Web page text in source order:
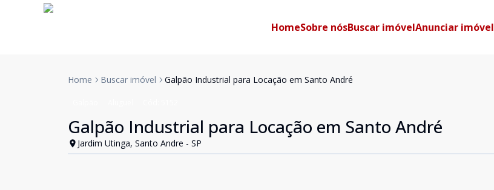
HomeSobre nósBuscar imóvelAnunciar imóvel
Home Buscar imóvel Galpão Industrial para Locação em Santo André
Galpão Industrial para Locação em Santo André
Jardim Utinga, Santo Andre - SP